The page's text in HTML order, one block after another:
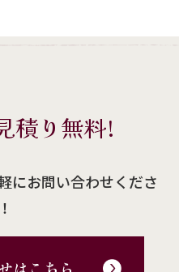
積り無料!
にお問い合わせくださ
はこちら